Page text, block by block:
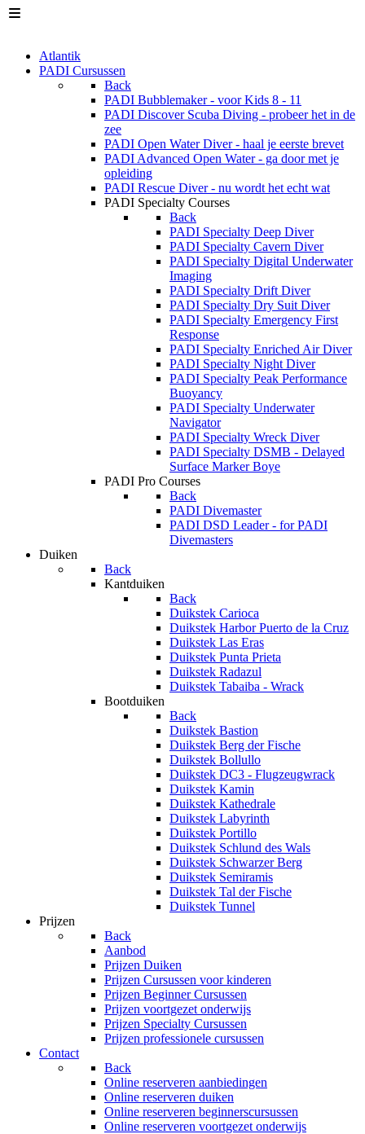
Atlantik
PADI Cursussen
Back
PADI Bubblemaker - voor Kids 8 - 11
PADI Discover Scuba Diving - probeer het in de
zee
PADI Open Water Diver - haal je eerste brevet
PADI Advanced Open Water - ga door met je
opleiding
PADI Rescue Diver - nu wordt het echt wat
PADI Specialty Courses
Back
PADI Specialty Deep Diver
PADI Specialty Cavern Diver
PADI Specialty Digital Underwater
Imaging
PADI Specialty Drift Diver
PADI Specialty Dry Suit Diver
PADI Specialty Emergency First
Response
PADI Specialty Enriched Air Diver
PADI Specialty Night Diver
PADI Specialty Peak Performance
Buoyancy
PADI Specialty Underwater
Navigator
PADI Specialty Wreck Diver
PADI Specialty DSMB - Delayed
Surface Marker Boye
PADI Pro Courses
Back
PADI Divemaster
PADI DSD Leader - for PADI
Divemasters
Duiken
Back
Kantduiken
Back
Duikstek Carioca
Duikstek Harbor Puerto de la Cruz
Duikstek Las Eras
Duikstek Punta Prieta
Duikstek Radazul
Duikstek Tabaiba - Wrack
Bootduiken
Back
Duikstek Bastion
Duikstek Berg der Fische
Duikstek Bollullo
Duikstek DC3 - Flugzeugwrack
Duikstek Kamin
Duikstek Kathedrale
Duikstek Labyrinth
Duikstek Portillo
Duikstek Schlund des Wals
Duikstek Schwarzer Berg
Duikstek Semiramis
Duikstek Tal der Fische
Duikstek Tunnel
Prijzen
Back
Aanbod
Prijzen Duiken
Prijzen Cursussen voor kinderen
Prijzen Beginner Cursussen
Prijzen voortgezet onderwijs
Prijzen Specialty Cursussen
Prijzen professionele cursussen
Contact
Back
Online reserveren aanbiedingen
Online reserveren duiken
Online reserveren beginnerscursussen
Online reserveren voortgezet onderwijs